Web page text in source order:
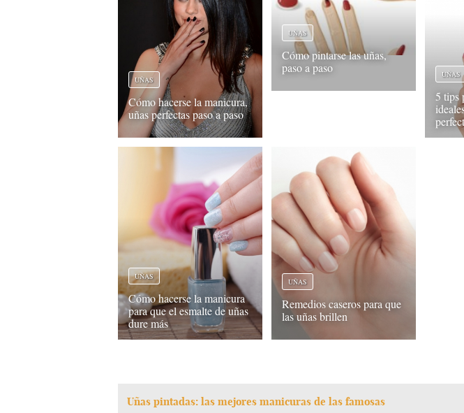
UÑAS
Cómo hacerse la manicura,
uñas perfectas paso a paso
UÑAS
Cómo pintarse las uñas,
paso a paso
UÑAS
5 tips
UÑAS
Cómo hacerse la manicura
para que el esmalte de uñas
dure más
UÑAS
Remedios caseros para que
las uñas brillen
Uñas pintadas: las mejores manicuras de las famosas